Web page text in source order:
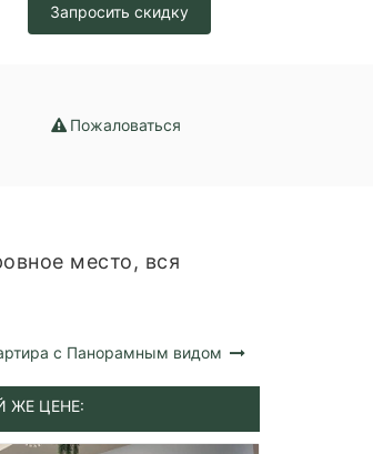
Запросить скидку
Пожаловаться
место, вся
с Панорамным видом
ЖЕ ЦЕНЕ: